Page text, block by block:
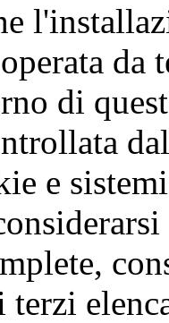
da
di
e